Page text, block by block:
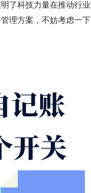
了科技力量在推动行
理方案，不妨考虑一下